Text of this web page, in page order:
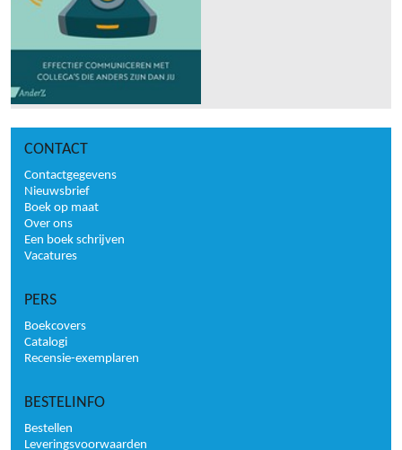
CONTACT
Contactgegevens
Nieuwsbrief
Boek op maat
Over ons
Een boek schrijven
Vacatures
PERS
Boekcovers
Catalogi
Recensie-exemplaren
BESTELINFO
Bestellen
Leveringsvoorwaarden